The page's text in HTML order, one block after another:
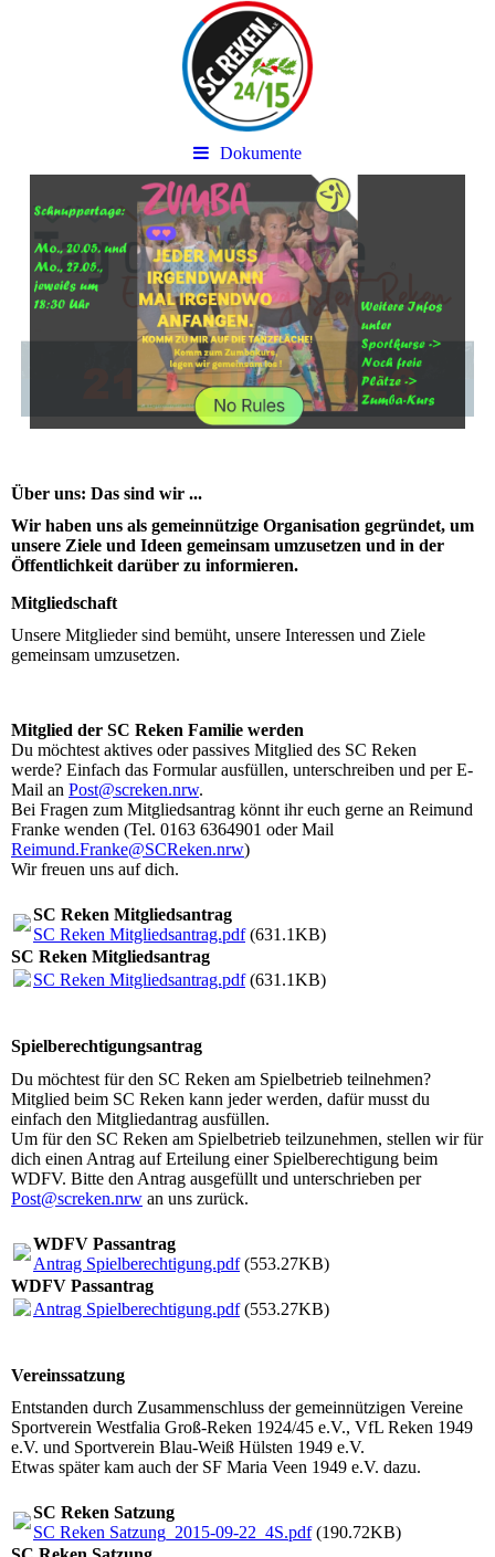
Dokumente
Über uns: Das sind wir ...
Wir haben uns als gemeinnützige Organisation gegründet, um
unsere Ziele und Ideen gemeinsam umzusetzen und in der
Öffentlichkeit darüber zu informieren.
Mitgliedschaft
Unsere Mitglieder sind bemüht, unsere Interessen und Ziele
gemeinsam umzusetzen.
Mitglied der SC Reken Familie werden
Du möchtest aktives oder passives Mitglied des SC Reken
werde? Einfach das Formular ausfüllen, unterschreiben und per E-
Mail an Post@screken.nrw.
Bei Fragen zum Mitgliedsantrag könnt ihr euch gerne an Reimund
Franke wenden (Tel. 0163 6364901 oder Mail
Reimund.Franke@SCReken.nrw)
Wir freuen uns auf dich.
SC Reken Mitgliedsantrag
SC Reken Mitgliedsantrag.pdf(631.1KB)
SC Reken Mitgliedsantrag
SC Reken Mitgliedsantrag.pdf(631.1KB)
Spielberechtigungsantrag
Du möchtest für den SC Reken am Spielbetrieb teilnehmen?
Mitglied beim SC Reken kann jeder werden, dafür musst du
einfach den Mitgliedantrag ausfüllen.
Um für den SC Reken am Spielbetrieb teilzunehmen, stellen wir für
dich einen Antrag auf Erteilung einer Spielberechtigung beim
WDFV. Bitte den Antrag ausgefüllt und unterschrieben per
Post@screken.nrw an uns zurück.
WDFV Passantrag
Antrag Spielberechtigung.pdf(553.27KB)
WDFV Passantrag
Antrag Spielberechtigung.pdf(553.27KB)
Vereinssatzung
Entstanden durch Zusammenschluss der gemeinnützigen Vereine
Sportverein Westfalia Groß-Reken 1924/45 e.V., VfL Reken 1949
e.V. und Sportverein Blau-Weiß Hülsten 1949 e.V.
Etwas später kam auch der SF Maria Veen 1949 e.V. dazu.
SC Reken Satzung
SC Reken Satzung_2015-09-22_4S.pdf(190.72KB)